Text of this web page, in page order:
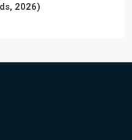
2026)